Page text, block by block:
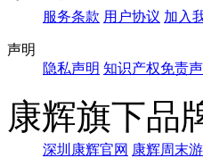
服务条款 用户协议 加入
声明
隐私声明 知识产权免责
康辉旗下品
深圳康辉官网 康辉周末游